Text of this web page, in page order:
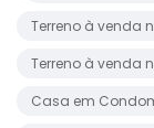
Terreno à venda
Terreno à venda
Casa em